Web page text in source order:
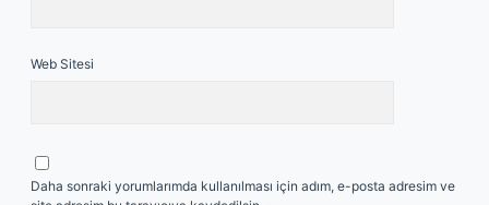
Web Sitesi
Daha sonraki yorumlarımda kullanılması için adım, e-posta adresim ve